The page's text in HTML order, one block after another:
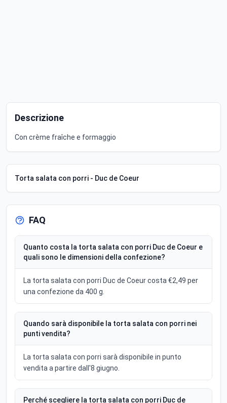
Descrizione
Con crème fraîche e formaggio
Torta salata con porri - Duc de Coeur
FAQ
Quanto costa la torta salata con porri Duc de Coeur e
quali sono le dimensioni della confezione?
La torta salata con porri Duc de Coeur costa €2,49 per
una confezione da 400 g.
Quando sarà disponibile la torta salata con porri nei
punti vendita?
La torta salata con porri sarà disponibile in punto
vendita a partire dall'8 giugno.
Perché scegliere la torta salata con porri Duc de